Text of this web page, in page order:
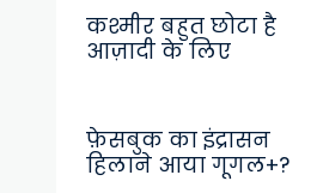
कश्मीर बहुत छोटा है
आज़ादी के लिए
फ़ेसबुक का इंद्रासन
हिलाने आया गूगल+?